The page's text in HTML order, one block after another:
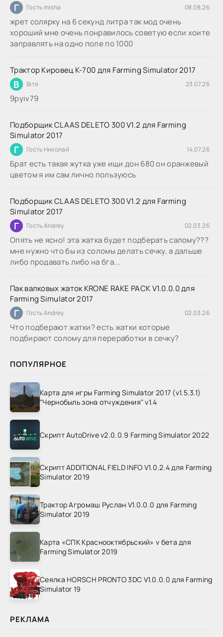
Г Гость misha 08.08.26
жрет солярку на 6 секунд литра так мод очень
хороший мне очень понравилось советую если хоите
заправлять на одно поле по 1000
Трактор Кировец К-700 для Farming Simulator 2017
В Вітя 23.07.26
9руіv79
Подборщик CLAAS DELETO 300 V1.2 для Farming
Simulator 2017
Г Гость Николай 14.07.26
Брат есть такая жутка уже ищи дон 680 он оранжевый
цветом я им сам лично пользуюсь
Подборщик CLAAS DELETO 300 V1.2 для Farming
Simulator 2017
Г Гость Andrey 02.03.26
Опять не ясно! эта жатка будет подберать салому???
мне нужно что бы из соломы делать сечку, а дальше
либо продавать либо на бга...
Пак валковых жаток KRONE RAKE PACK V1.0.0.0 для
Farming Simulator 2017
Г Гость Andrey 02.03.26
Что подберают жатки? есть жатки которые
подбирают солому для переработки в сечку?
ПОПУЛЯРНОЕ
Карта для игры Farming Simulator 2017 (v1.5.3.1)
"Чернобыль зона отчуждения" v1.4
Скрипт AutoDrive v2.0.0.9 Farming Simulator 2022
Скрипт ADDITIONAL FIELD INFO V1.0.2.4 для Farming
Simulator 2019
Трактор Агромаш Руслан V1.0.0.0 для Farming
Simulator 2019
Карта «СПК Краснооктябрьский» v бета для
Farming Simulator 2019
Сеялка HORSCH PRONTO 3DC V1.0.0.0 для Farming
Simulator 19
РЕКЛАМА